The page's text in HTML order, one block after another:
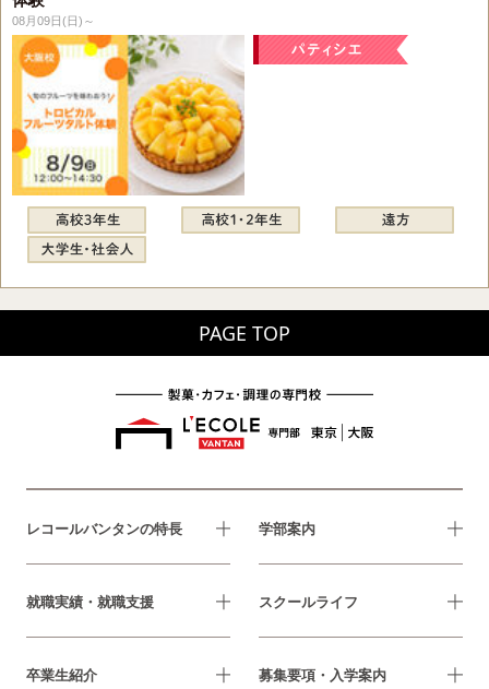
08月09日(日)～
PAGE TOP
レコールバンタンの特長 学部案内
就職実績・就職支援 スクールライフ
卒業生紹介 募集要項・入学案内